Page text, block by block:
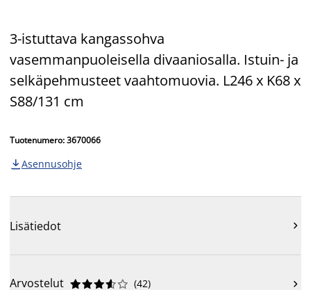
3-istuttava kangassohva
vasemmanpuoleisella divaaniosalla. Istuin- ja
selkäpehmusteet vaahtomuovia. L246 x K68 x
S88/131 cm
Tuotenumero: 3670066
 Asennusohje
Lisätiedot 
Arvostelut 




 (42) 